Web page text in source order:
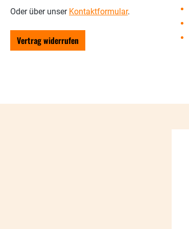
Oder über unser Kontaktformular.
Vertrag widerrufen